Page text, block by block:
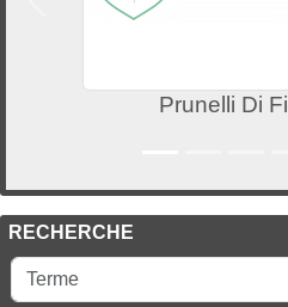
Prunelli Di
Précedent
RECHERCHE